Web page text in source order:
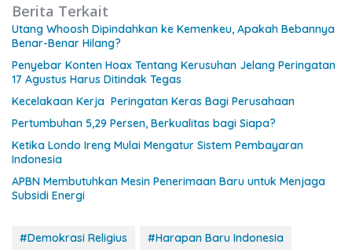
Berita Terkait
Utang Whoosh Dipindahkan ke Kemenkeu, Apakah Bebannya
Benar-Benar Hilang?
Penyebar Konten Hoax Tentang Kerusuhan Jelang Peringatan
17 Agustus Harus Ditindak Tegas
Kecelakaan Kerja Peringatan Keras Bagi Perusahaan
Pertumbuhan 5,29 Persen, Berkualitas bagi Siapa?
Ketika Londo Ireng Mulai Mengatur Sistem Pembayaran
Indonesia
APBN Membutuhkan Mesin Penerimaan Baru untuk Menjaga
Subsidi Energi
#Demokrasi Religius
#Harapan Baru Indonesia